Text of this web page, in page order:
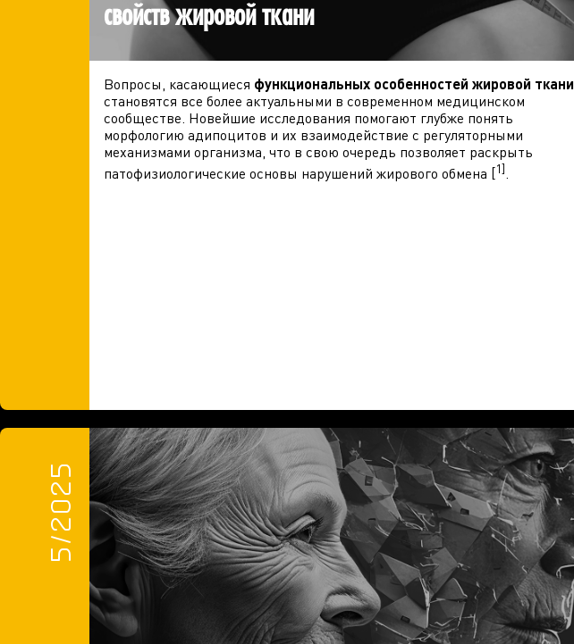
свойств жировой ткани
Вопросы, касающиеся функциональных особенностей жировой ткани
становятся все более актуальными в современном медицинском
сообществе. Новейшие исследования помогают глубже понять
морфологию адипоцитов и их взаимодействие с регуляторными
механизмами организма, что в свою очередь позволяет раскрыть
патофизиологические основы нарушений жирового обмена [1].
5/2025